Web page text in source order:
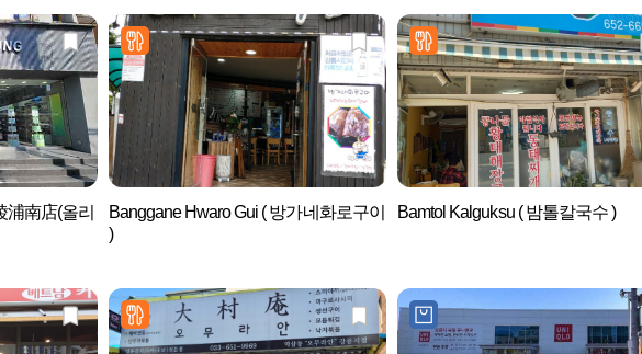
浦南店(올리
Banggane Hwaro Gui ( 방가네화로구이
)
Bamtol Kalguksu ( 밤톨칼국수 )